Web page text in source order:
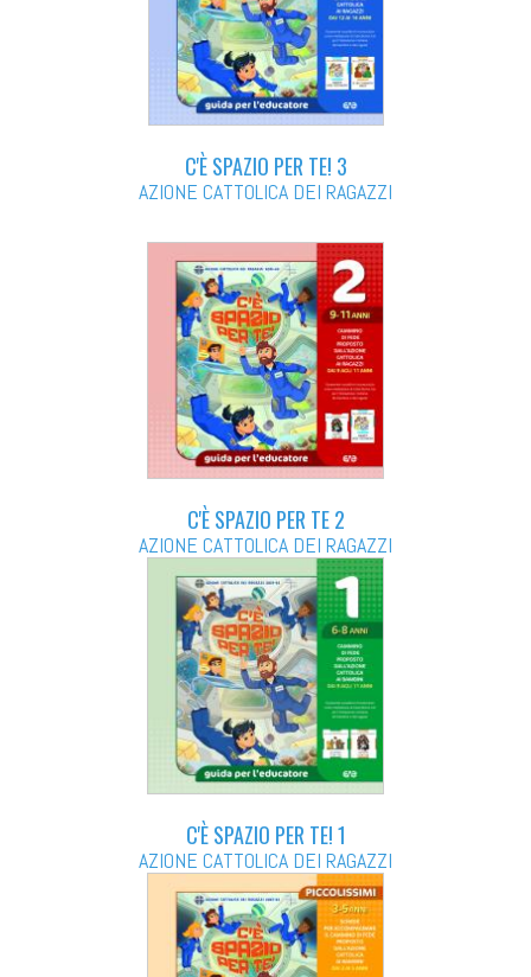
C'È SPAZIO PER TE! 3
AZIONE CATTOLICA DEI RAGAZZI
C'È SPAZIO PER TE 2
AZIONE CATTOLICA DEI RAGAZZI
C'È SPAZIO PER TE! 1
AZIONE CATTOLICA DEI RAGAZZI